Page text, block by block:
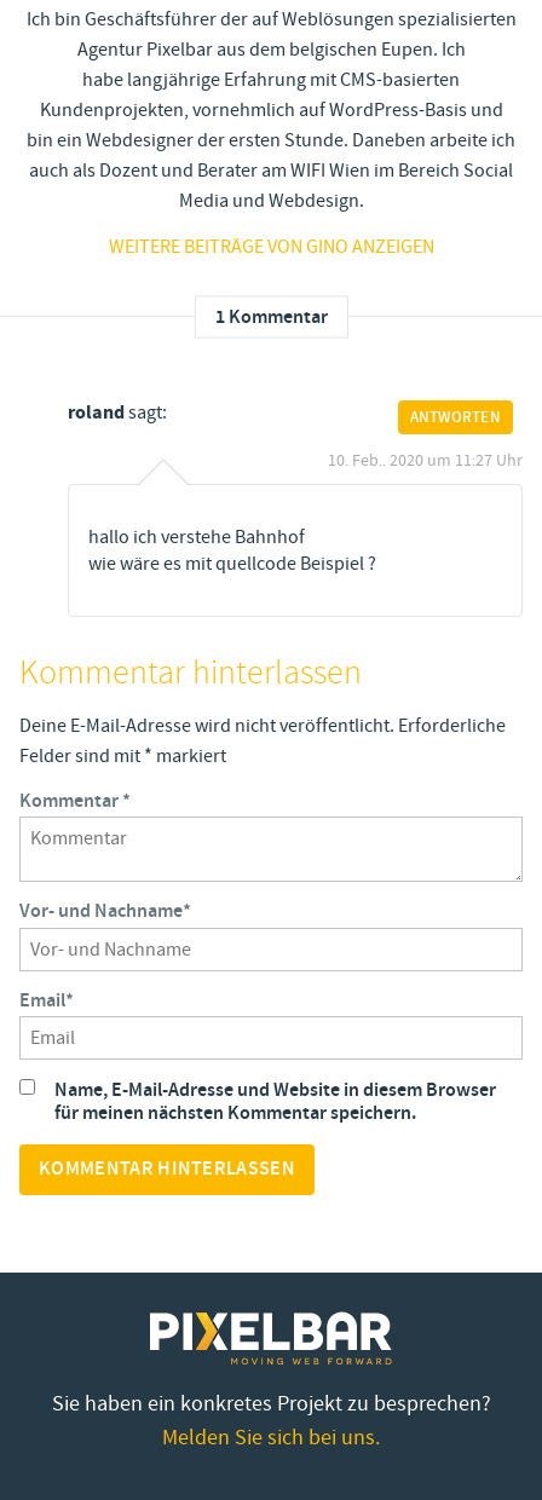
Ich bin Geschäftsführer der auf Weblösungen spezialisierten
Agentur Pixelbar aus dem belgischen Eupen. Ich
habe langjährige Erfahrung mit CMS-basierten
Kundenprojekten, vornehmlich auf WordPress-Basis und
bin ein Webdesigner der ersten Stunde. Daneben arbeite ich
auch als Dozent und Berater am WIFI Wien im Bereich Social
Media und Webdesign.
WEITERE BEITRÄGE VON GINO ANZEIGEN
1 Kommentar
rolandsagt:
10. Feb.. 2020 um 11:27 Uhr
hallo ich verstehe Bahnhof
wie wäre es mit quellcode Beispiel ?
ANTWORTEN
Kommentar hinterlassen
Deine E-Mail-Adresse wird nicht veröffentlicht. Erforderliche
Felder sind mit * markiert
Kommentar*
Vor- und Nachname*
Email*
Name, E-Mail-Adresse und Website in diesem Browser
für meinen nächsten Kommentar speichern.
Sie haben ein konkretes Projekt zu besprechen?
Melden Sie sich bei uns.